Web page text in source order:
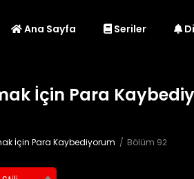
Ana Sayfa Seriler
İçin Para
İçin Para Kaybediyorum Bölüm 92